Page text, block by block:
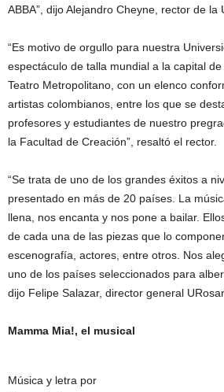
ABBA”, dijo Alejandro Cheyne, rector de la
“Es motivo de orgullo para nuestra
espectáculo de talla mundial a la capital
Teatro Metropolitano, con un elenco
artistas colombianos, entre los que se
profesores y estudiantes de nuestro
la Facultad de Creación”, resaltó el rector.
“Se trata de uno de los grandes éxitos a
presentado en más de 20 países. La
llena, nos encanta y nos pone a bailar.
de cada una de las piezas que lo
escenografía, actores, entre otros. Nos
uno de los países seleccionados para
dijo Felipe Salazar, director general
Mamma Mia!, el musical
Música y letra por